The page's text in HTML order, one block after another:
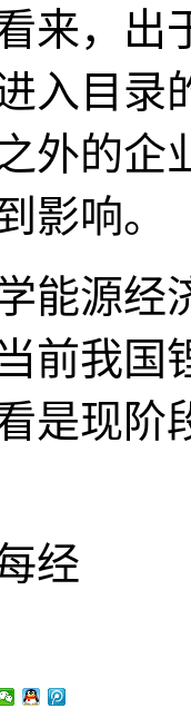
来，出
入目录
外的企
影响。
能源经
前我国
是现阶
经